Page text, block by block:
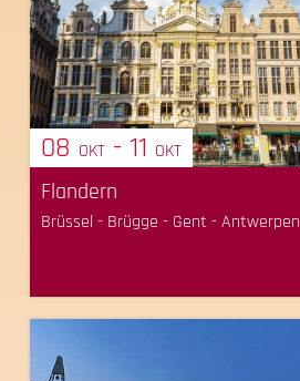
08 OKT - 11 OKT
Flandern
Brüssel - Brügge - Gent - Antwerpen